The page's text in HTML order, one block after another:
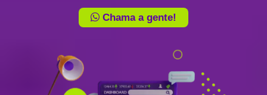
Chama a gente!